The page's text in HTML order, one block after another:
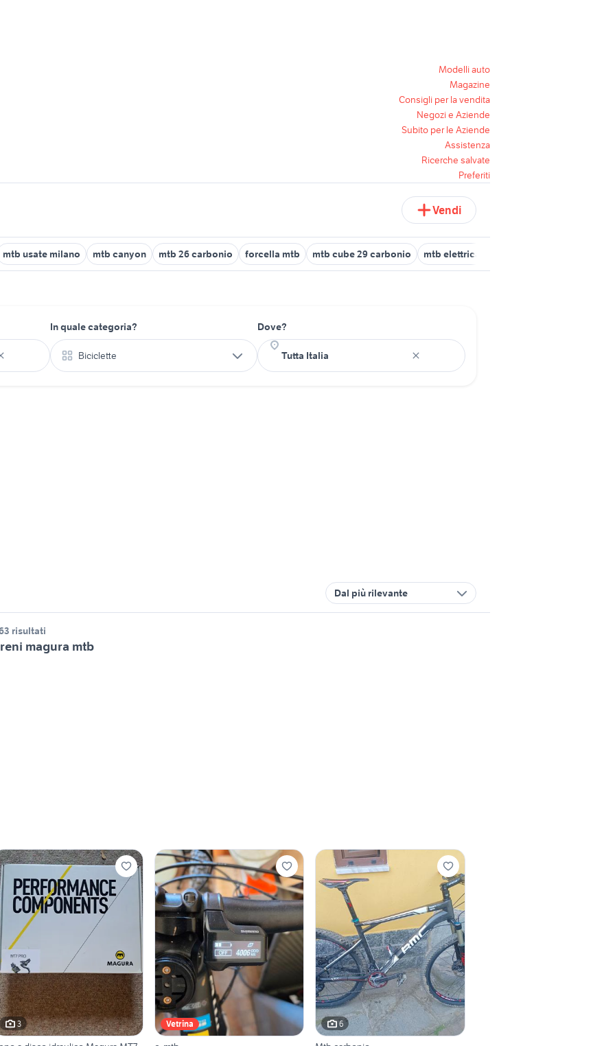
Modelli auto
Magazine
Consigli per la vendita
Negozi e Aziende
Subito per le Aziende
Assistenza
Ricerche salvate
Preferiti
Vendi
mtb usate milano mtb canyon mtb 26 carbonio forcella mtb mtb cube 29 carbonio mtb elettrica biammortizzata usata
In quale categoria?
Biciclette
Dove?
Dal più rilevante
risultati
magura mtb
3 Vetrina 6